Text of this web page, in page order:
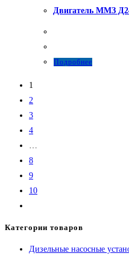
Двигатель ММЗ
Подробнее
1
2
3
4
8
9
10
Категории товаров
Дизельные насосные